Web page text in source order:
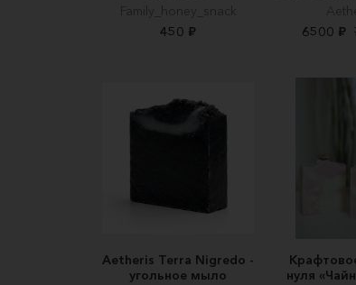
Family_honey_snack
450 ₽
6500 ₽
Aetheris Terra Nigredo -
угольное мыло
нуля